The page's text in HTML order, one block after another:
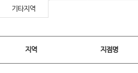
기타지역
지역 지점명